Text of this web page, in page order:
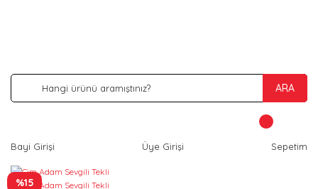
ARA
Bayi Girişi Üye Girişi Sepetim
%15